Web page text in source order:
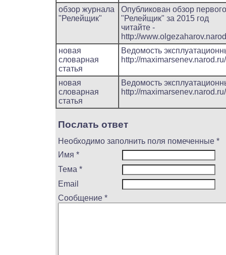
обзор журнала
"Релейщик"
Опубликован обзор
"Релейщик" за 2015 год
читайте -
http://
новая
словарная
статья
Ведомость
http://
новая
словарная
статья
Ведомость
http://
Послать ответ
Необходимо заполнить поля помеченные *
Имя *
Тема *
Email
Сообщение *